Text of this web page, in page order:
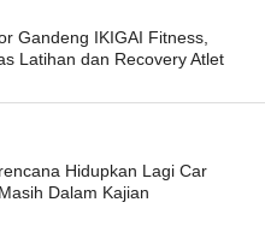
Gandeng IKIGAI Fitness,
Latihan dan Recovery Atlet
Hidupkan Lagi Car
Dalam Kajian